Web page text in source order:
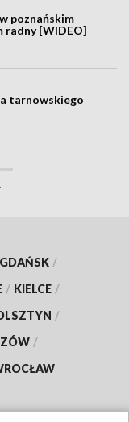
poznańskim
radny [WIDEO]
tarnowskiego
GDAŃSK /
/ KIELCE /
/
/